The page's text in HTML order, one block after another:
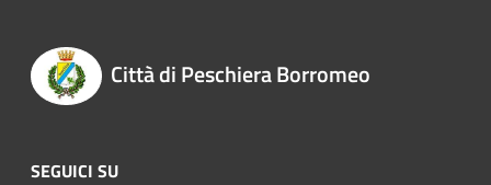
Città di Peschiera Borromeo
SEGUICI SU